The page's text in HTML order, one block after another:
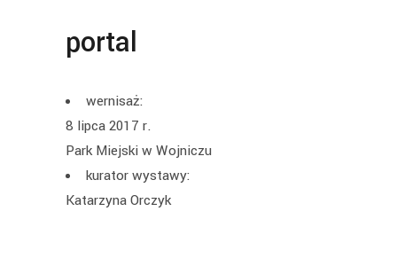
portal
wernisaż:
8 lipca 2017 r.
Park Miejski w Wojniczu
kurator wystawy:
Katarzyna Orczyk